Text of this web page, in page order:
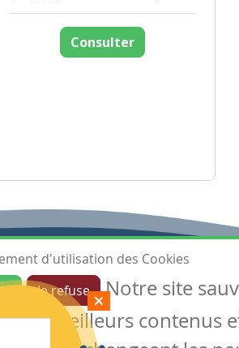
Consulter
ressource
d'utilisation des Cookies
Je refuse
Notre site
de meilleurs contenus